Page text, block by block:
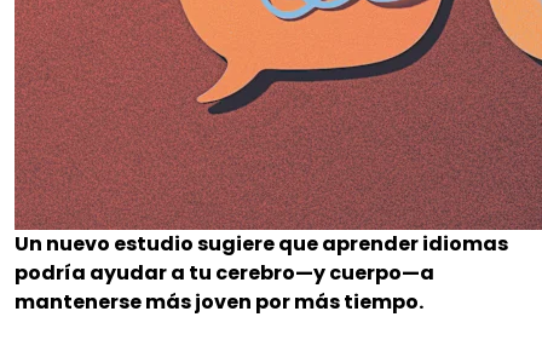
Un nuevo estudio sugiere que aprender idiomas
podría ayudar a tu cerebro—y cuerpo—a
mantenerse más joven por más tiempo.